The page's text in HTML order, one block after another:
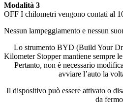
Modalità 3
OFF I chilometri vengono contati al
Nessun lampeggiamento e nessun
Lo strumento BYD (Build Your
Kilometer Stopper mantiene sempre
Pertanto, non è necessario
avviare l’auto la
Il dispositivo può essere attivato o
da